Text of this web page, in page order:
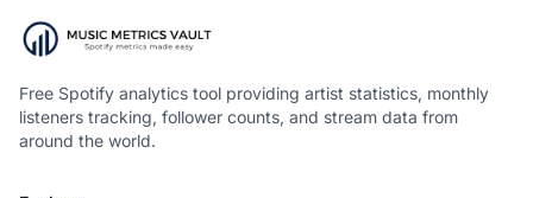
Free Spotify analytics tool providing artist statistics, monthly
listeners tracking, follower counts, and stream data from
around the world.